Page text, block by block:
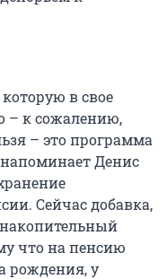
в свое
– к сожалению,
– это программа
Денис
Сейчас добавка,
что на пенсию
рождения, у